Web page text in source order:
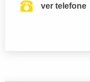
ver telefone